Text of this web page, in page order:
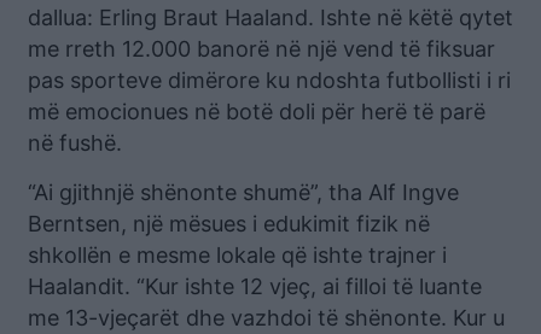
dallua: Erling Braut Haaland. Ishte në këtë qytet
me rreth 12.000 banorë në një vend të fiksuar
pas sporteve dimërore ku ndoshta futbollisti i ri
më emocionues në botë doli për herë të parë
në fushë.
“Ai gjithnjë shënonte shumë”, tha Alf Ingve
Berntsen, një mësues i edukimit fizik në
shkollën e mesme lokale që ishte trajner i
Haalandit. “Kur ishte 12 vjeç, ai filloi të luante
me 13-vjeçarët dhe vazhdoi të shënonte. Kur u